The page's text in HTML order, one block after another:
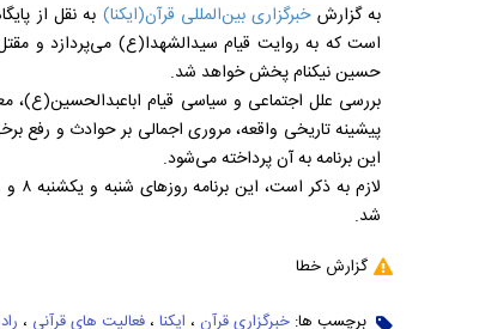
به گزارشخبرگزاری بین‌المللی قرآن(ایکنا) به نقل از
است که به روایت قیام سیدالشهدا(ع) می‌پردازد و
حسین نیکنام پخش خواهد شد.
بررسی علل اجتماعی و سیاسی قیام
پیشینه تاریخی واقعه، مروری اجمالی بر حوادث و رفع
این برنامه به آن پرداخته می‌شود.
شد.
گزارش خطا
برچسب ها: خبرگزاری قرآن ، ایکنا ، فعالیت های قرآنی ،